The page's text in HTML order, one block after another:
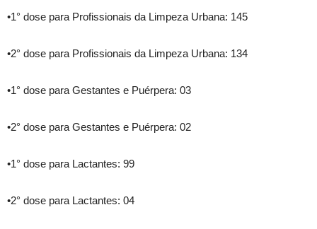
•1° dose para Profissionais da Limpeza Urbana: 145
•2° dose para Profissionais da Limpeza Urbana: 134
•1° dose para Gestantes e Puérpera: 03
•2° dose para Gestantes e Puérpera: 02
•1° dose para Lactantes: 99
•2° dose para Lactantes: 04